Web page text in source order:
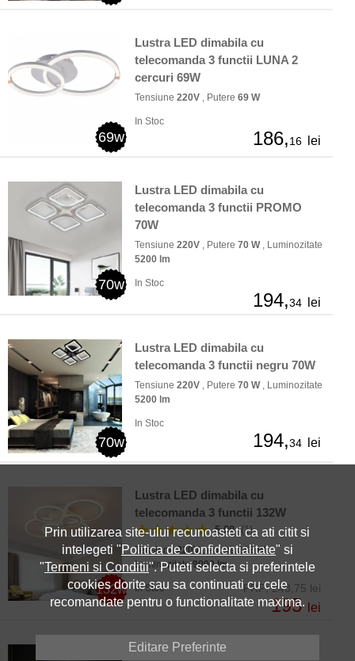
69w
Lustra LED dimabila cu
telecomanda 3 functii LUNA 2
cercuri 69W
Tensiune 220V , Putere 69 W
In Stoc
186,16 lei
70w
Lustra LED dimabila cu
telecomanda 3 functii PROMO
70W
Tensiune 220V , Putere 70 W, Luminozitate
5200 lm
In Stoc
194,34 lei
70w
Lustra LED dimabila cu
telecomanda 3 functii negru 70W
Tensiune 220V , Putere 70 W, Luminozitate
5200 lm
In Stoc
194,34 lei
132w
Lustra LED dimabila cu
telecomanda 3 functii 132W
★★★★★ 5.00(1)
Tensiune220V, Putere132 W,
Luminozitate9000 lm
In Stoc PRP: 248,75 lei
195 lei
Pendul LED modern 3 globuri
Prin utilizarea site-ului recunoasteti ca ati citit si
intelegeti "Politica de Confidentialitate" si
"Termeni si Conditii". Puteti selecta si preferintele
cookies dorite sau sa continuati cu cele
recomandate pentru o functionalitate maxima.
Editare Preferinte